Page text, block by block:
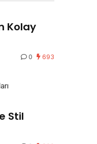
Kolay
0 693
Stil